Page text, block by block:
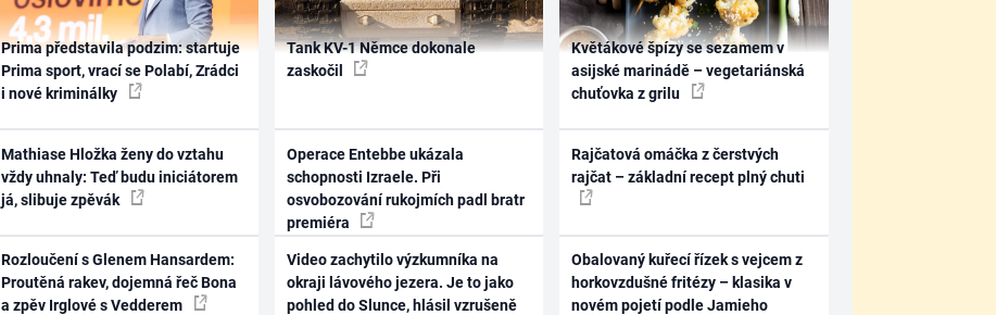
Prima představila podzim: startuje
Prima sport, vrací se Polabí, Zrádci
i nové kriminálky
Mathiase Hložka ženy do vztahu
vždy uhnaly: Teď budu iniciátorem
já, slibuje zpěvák
Rozloučení s Glenem Hansardem:
Proutěná rakev, dojemná řeč Bona
a zpěv Irglové s Vedderem
Tank KV-1 Němce dokonale
zaskočil
Operace Entebbe ukázala
schopnosti Izraele. Při
osvobozování rukojmích padl bratr
premiéra
Video zachytilo výzkumníka na
okraji lávového jezera. Je to jako
pohled do Slunce, hlásil vzrušeně
Květákové špízy se sezamem v
asijské marinádě – vegetariánská
chuťovka z grilu
Rajčatová omáčka z čerstvých
rajčat – základní recept plný chuti
Obalovaný kuřecí řízek s vejcem z
horkovzdušné fritézy – klasika v
novém pojetí podle Jamieho